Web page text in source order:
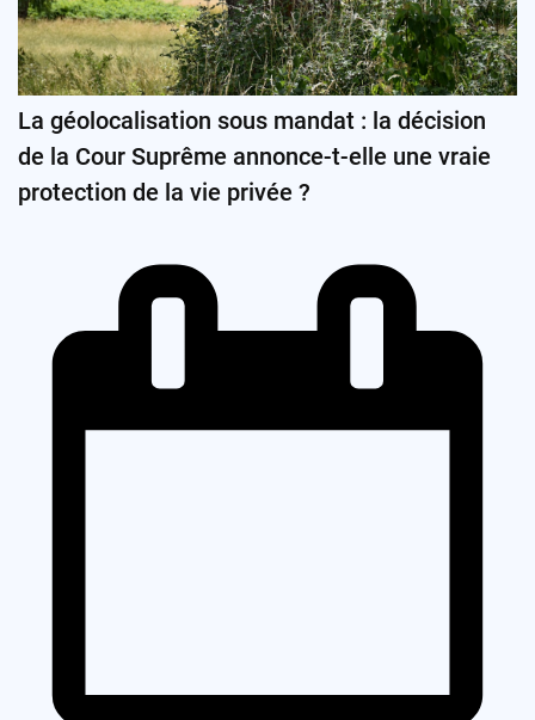
La géolocalisation sous mandat : la décision
de la Cour Suprême annonce-t-elle une vraie
protection de la vie privée ?